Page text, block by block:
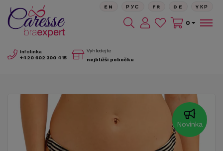
Infolinka
+420 602 300 415
Vyhledejte
nejbližší pobočku
EN РУС FR DE YКР
0
Novinka